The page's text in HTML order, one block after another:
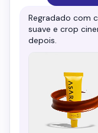
Aprovado e no
conectados com